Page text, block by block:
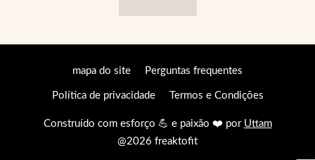
mapa do site Perguntas frequentes
Política de privacidade Termos e Condições
Construído com esforço 💪 e paixão ❤️ por Uttam
@2026 freaktofit